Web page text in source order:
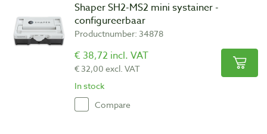
Shaper SH2-MS2 mini systainer -
configureerbaar
Productnumber: 34878
€ 38,72 incl. VAT
€ 32,00 excl. VAT
In stock
Compare